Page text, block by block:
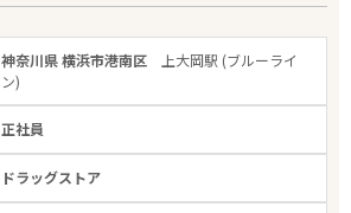
神奈川県 横浜市港南区
上大岡駅 (ブルーライ
ン)
正社員
ドラッグストア